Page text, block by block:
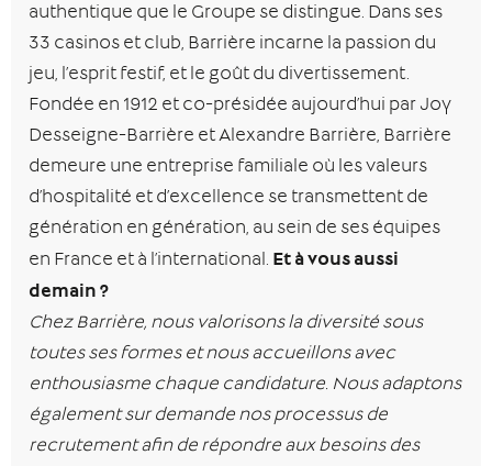
authentique que le Groupe se distingue. Dans ses
33 casinos et club, Barrière incarne la passion du
jeu, l’esprit festif, et le goût du divertissement.
Fondée en 1912 et co-présidée aujourd’hui par Joy
Desseigne-Barrière et Alexandre Barrière, Barrière
demeure une entreprise familiale où les valeurs
d’hospitalité et d’excellence se transmettent de
génération en génération, au sein de ses équipes
en France et à l’international. Et à vous aussi
demain ?
Chez Barrière, nous valorisons la diversité sous
toutes ses formes et nous accueillons avec
enthousiasme chaque candidature. Nous adaptons
également sur demande nos processus de
recrutement afin de répondre aux besoins des